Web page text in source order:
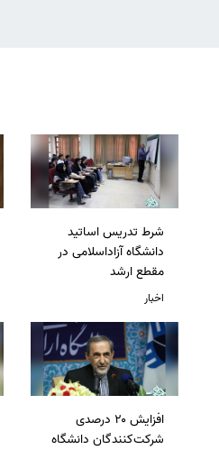
شرط تدریس اساتید
دانشگاه آزاداسلامی در
مقطع ارشد
اخبار
افزایش ۲۰ درصدی
شرکت‌کنندگان دانشگاه